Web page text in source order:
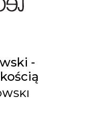
-